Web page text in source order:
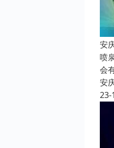
安
喷
会
安
23-